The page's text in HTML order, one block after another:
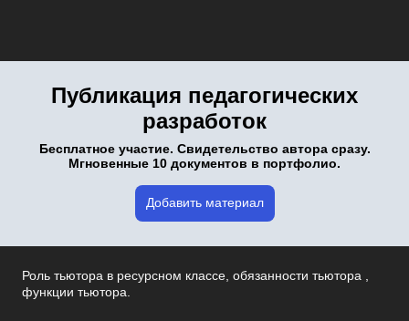
Публикация педагогических
разработок
Бесплатное участие. Свидетельство автора сразу.
Мгновенные 10 документов в портфолио.
Добавить материал
Роль тьютора в ресурсном классе, обязанности тьютора ,
функции тьютора.